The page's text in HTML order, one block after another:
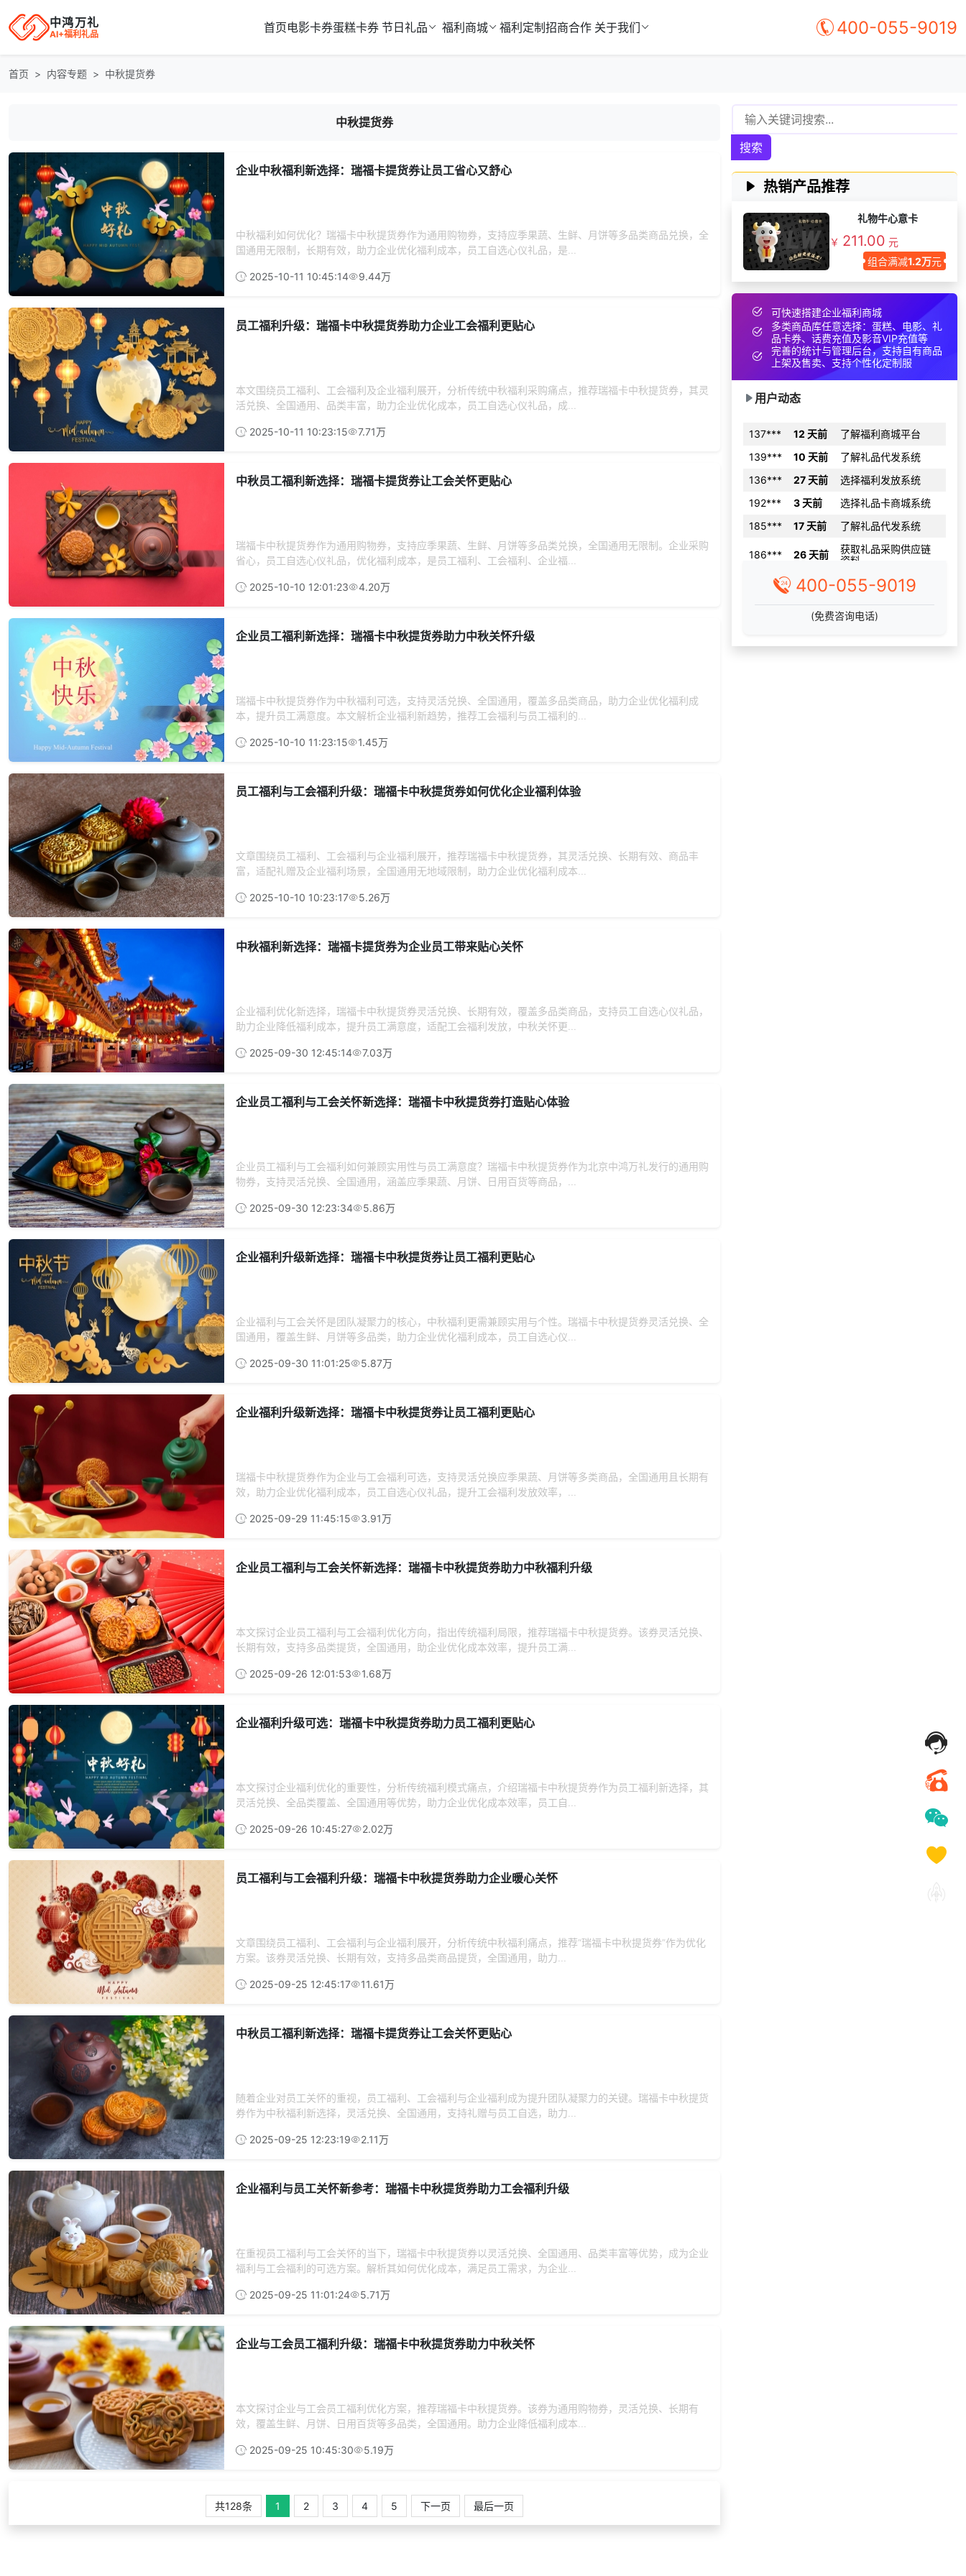
中鸿万礼
AI+福利礼品 首页电影卡券蛋糕卡券 节日礼品 福利商城 福利定制 招商合作 关于我们 400-055-9019
首页 内容专题 中秋提货券
中秋提货券
企业中秋福利新选择：瑞福卡提货券让员工省心又舒心
中秋福利如何优化？瑞福卡中秋提货券作为通用购物券，支持应季果蔬、生鲜、月饼等多品类商品兑换，全
国通用无限制，长期有效，助力企业优化福利成本，员工自选心仪礼品，是...
2025-10-11 10:45:14 9.44万
员工福利升级：瑞福卡中秋提货券助力企业工会福利更贴心
本文围绕员工福利、工会福利及企业福利展开，分析传统中秋福利采购痛点，推荐瑞福卡中秋提货券，其灵
活兑换、全国通用、品类丰富，助力企业优化成本，员工自选心仪礼品，成...
2025-10-11 10:23:15 7.71万
中秋员工福利新选择：瑞福卡提货券让工会关怀更贴心
瑞福卡中秋提货券作为通用购物券，支持应季果蔬、生鲜、月饼等多品类兑换，全国通用无限制。企业采购
省心，员工自选心仪礼品，优化福利成本，是员工福利、工会福利、企业福...
2025-10-10 12:01:23 4.20万
企业员工福利新选择：瑞福卡中秋提货券助力中秋关怀升级
瑞福卡中秋提货券作为中秋福利可选，支持灵活兑换、全国通用，覆盖多品类商品，助力企业优化福利成
本，提升员工满意度。本文解析企业福利新趋势，推荐工会福利与员工福利的...
2025-10-10 11:23:15 1.45万
员工福利与工会福利升级：瑞福卡中秋提货券如何优化企业福利体验
文章围绕员工福利、工会福利与企业福利展开，推荐瑞福卡中秋提货券，其灵活兑换、长期有效、商品丰
富，适配礼赠及企业福利场景，全国通用无地域限制，助力企业优化福利成本...
2025-10-10 10:23:17 5.26万
中秋福利新选择：瑞福卡提货券为企业员工带来贴心关怀
企业福利优化新选择，瑞福卡中秋提货券灵活兑换、长期有效，覆盖多品类商品，支持员工自选心仪礼品，
助力企业降低福利成本，提升员工满意度，适配工会福利发放，中秋关怀更...
2025-09-30 12:45:14 7.03万
企业员工福利与工会关怀新选择：瑞福卡中秋提货券打造贴心体验
企业员工福利与工会福利如何兼顾实用性与员工满意度？瑞福卡中秋提货券作为北京中鸿万礼发行的通用购
物券，支持灵活兑换、全国通用，涵盖应季果蔬、月饼、日用百货等商品，...
2025-09-30 12:23:34 5.86万
企业福利升级新选择：瑞福卡中秋提货券让员工福利更贴心
企业福利与工会关怀是团队凝聚力的核心，中秋福利更需兼顾实用与个性。瑞福卡中秋提货券灵活兑换、全
国通用，覆盖生鲜、月饼等多品类，助力企业优化福利成本，员工自选心仪...
2025-09-30 11:01:25 5.87万
企业福利升级新选择：瑞福卡中秋提货券让员工福利更贴心
瑞福卡中秋提货券作为企业与工会福利可选，支持灵活兑换应季果蔬、月饼等多类商品，全国通用且长期有
效，助力企业优化福利成本，员工自选心仪礼品，提升工会福利发放效率，...
2025-09-29 11:45:15 3.91万
企业员工福利与工会关怀新选择：瑞福卡中秋提货券助力中秋福利升级
本文探讨企业员工福利与工会福利优化方向，指出传统福利局限，推荐瑞福卡中秋提货券。该券灵活兑换、
长期有效，支持多品类提货，全国通用，助企业优化成本效率，提升员工满...
2025-09-26 12:01:53 1.68万
企业福利升级可选：瑞福卡中秋提货券助力员工福利更贴心
本文探讨企业福利优化的重要性，分析传统福利模式痛点，介绍瑞福卡中秋提货券作为员工福利新选择，其
灵活兑换、全品类覆盖、全国通用等优势，助力企业优化成本效率，员工自...
2025-09-26 10:45:27 2.02万
员工福利与工会福利升级：瑞福卡中秋提货券助力企业暖心关怀
文章围绕员工福利、工会福利与企业福利展开，分析传统中秋福利痛点，推荐“瑞福卡中秋提货券”作为优化
方案。该券灵活兑换、长期有效，支持多品类商品提货，全国通用，助力...
2025-09-25 12:45:17 11.61万
中秋员工福利新选择：瑞福卡提货券让工会关怀更贴心
随着企业对员工关怀的重视，员工福利、工会福利与企业福利成为提升团队凝聚力的关键。瑞福卡中秋提货
券作为中秋福利新选择，灵活兑换、全国通用，支持礼赠与员工自选，助力...
2025-09-25 12:23:19 2.11万
企业福利与员工关怀新参考：瑞福卡中秋提货券助力工会福利升级
在重视员工福利与工会关怀的当下，瑞福卡中秋提货券以灵活兑换、全国通用、品类丰富等优势，成为企业
福利与工会福利的可选方案。解析其如何优化成本，满足员工需求，为企业...
2025-09-25 11:01:24 5.71万
企业与工会员工福利升级：瑞福卡中秋提货券助力中秋关怀
本文探讨企业与工会员工福利优化方案，推荐瑞福卡中秋提货券。该券为通用购物券，灵活兑换、长期有
效，覆盖生鲜、月饼、日用百货等多品类，全国通用。助力企业降低福利成本...
2025-09-25 10:45:30 5.19万
共128条 1 2 3 4 5 下一页 最后一页
搜索
热销产品推荐
礼物牛心意卡
￥ 211.00 元
组合满减1.2万元
可快速搭建企业福利商城
多类商品库任意选择：蛋糕、电影、礼
品卡券、话费充值及影音VIP充值等
完善的统计与管理后台，支持自有商品
上架及售卖、支持个性化定制服
用户动态
150***
192*** 10 天前
获取礼品商城搭建资
166***
10 天前 了解礼品代发系统
187*** 4 天前
索要福利礼品采购资
180***
6 天前
咨询工会福利平台
156***
9 天前
加入礼品平台
139***
2 天前 选择了礼品提货系统
188*** 26 天前
索要福利礼品采购资
料
137***
12 天前
139***
10 天前
了解礼品代发系统
136***
27 天前
选择福利发放系统
192***
3 天前
选择礼品卡商城系统
185***
17 天前 了解礼品代发系统
186*** 26 天前
获取礼品采购供应链
资料
150***
9 天前
选择礼品卡券系统
176***
18 天前 选择了礼品提货系统
192*** 10 天前
获取礼品商城搭建资
料
10 天前
27 天前
186*** 26 天前
400-055-9019
(免费咨询电话)